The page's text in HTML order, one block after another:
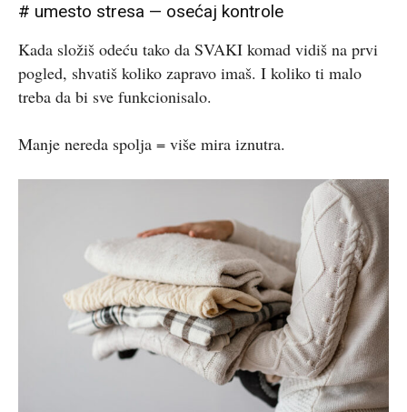
# umesto stresa — osećaj kontrole
Kada složiš odeću tako da SVAKI komad vidiš na prvi
pogled, shvatiš koliko zapravo imaš. I koliko ti malo
treba da bi sve funkcionisalo.
Manje nereda spolja = više mira iznutra.